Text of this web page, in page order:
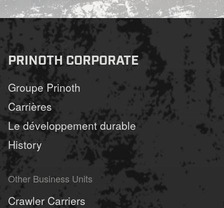
PRINOTH CORPORATE
Groupe Prinoth
Carrières
Le développement durable
History
Other Business Units
Crawler Carriers